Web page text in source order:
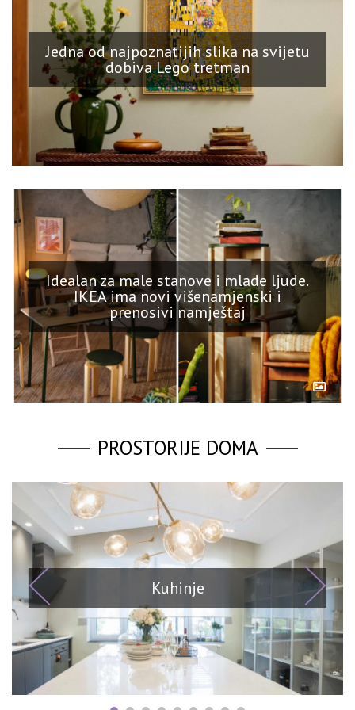
Jedna od najpoznatijih slika na svijetu
dobiva Lego tretman
Idealan za male stanove i mlade ljude.
IKEA ima novi višenamjenski i
prenosivi namještaj
PROSTORIJE DOMA
Kuhinje